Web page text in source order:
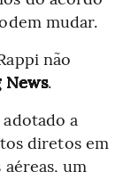
mudar.
não
News.
a
diretos em
um